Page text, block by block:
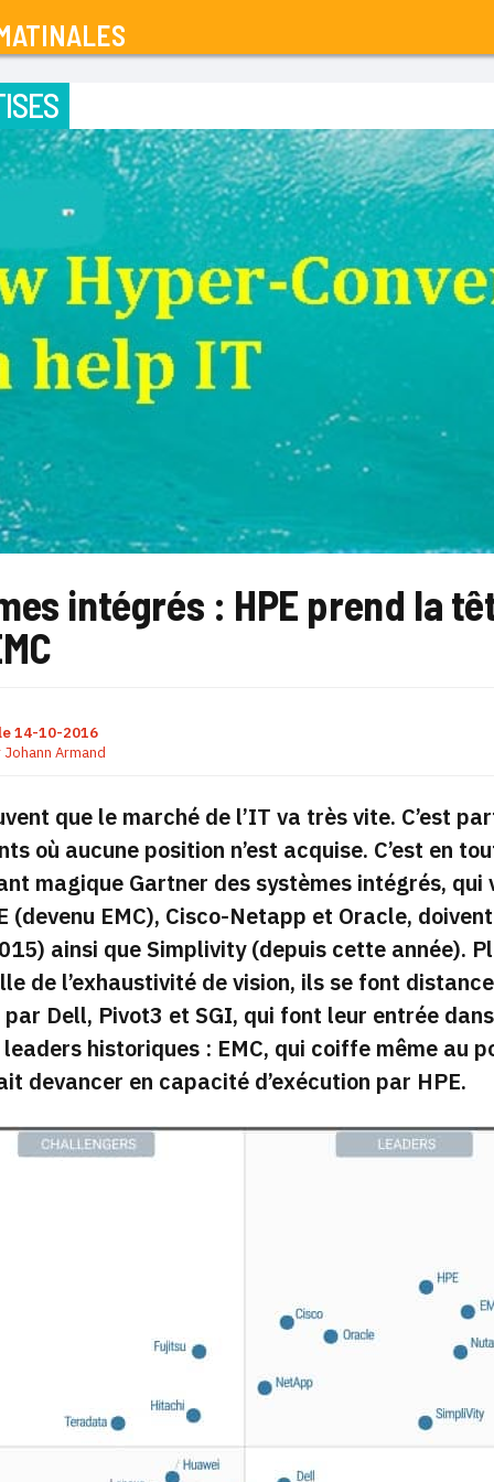
intégrés : HPE prend la
14-10-2016
Johann Armand
que le marché de l’IT va très vite. C’est
où aucune position n’est acquise. C’est en
magique Gartner des systèmes intégrés,
(devenu EMC), Cisco-Netapp et Oracle,
ainsi que Simplivity (depuis cette année).
de l’exhaustivité de vision, ils se font
Dell, Pivot3 et SGI, qui font leur entrée
historiques : EMC, qui coiffe même au
devancer en capacité d’exécution par HPE.